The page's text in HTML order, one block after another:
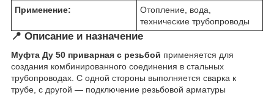
Применение:
Отопление, вода,
технические трубопроводы
📍 Описание и назначение
Муфта Ду 50 приварная с резьбой применяется для
создания комбинированного соединения в стальных
трубопроводах. С одной стороны выполняется сварка к
трубе, с другой — подключение резьбовой арматуры